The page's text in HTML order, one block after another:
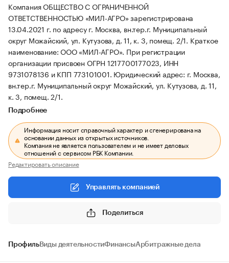
Компания ОБЩЕСТВО С ОГРАНИЧЕННОЙ
ОТВЕТСТВЕННОСТЬЮ «МИЛ-АГРО» зарегистрирована
13.04.2021 г. по адресу г. Москва, вн.тер.г. Муниципальный
округ Можайский, ул. Кутузова, д. 11, к. 3, помещ. 2/1. Краткое
наименование: ООО «МИЛ-АГРО». При регистрации
организации присвоен ОГРН 1217700177023, ИНН
9731078136 и КПП 773101001. Юридический адрес: г. Москва,
вн.тер.г. Муниципальный округ Можайский, ул. Кутузова, д. 11,
к. 3, помещ. 2/1.
Подробнее
Информация носит справочный характер и сгенерирована на
основании данных из открытых источников.
Компания не является пользователем и не имеет деловых
отношений с сервисом РБК Компании.
Редактировать описание
Управлять компанией
Поделиться
ПрофильВиды деятельностиФинансыАрбитражные дела